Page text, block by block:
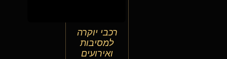
רכבי יוקרה
למסיבות
ואירועים